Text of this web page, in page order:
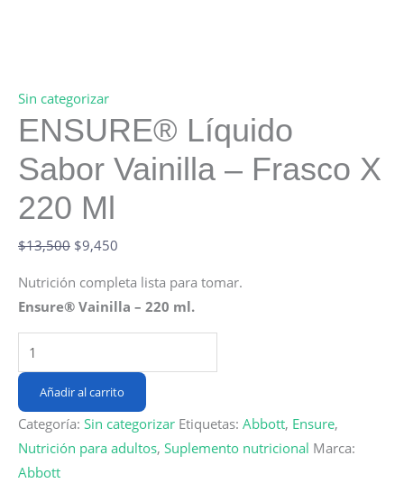
Sin categorizar
ENSURE® Líquido
Sabor Vainilla – Frasco X
220 Ml
$13,500 Original
was:
$13,500.
$9,450
is:
$9,450.
Nutrición completa lista para tomar.
Ensure® Vainilla – 220 ml.
Líquido
Sabor
Vainilla
–
Frasco
Añadir al carrito
Categoría: Sin categorizar Etiquetas: Abbott, Ensure,
Nutrición para adultos, Suplemento nutricional Marca:
Abbott